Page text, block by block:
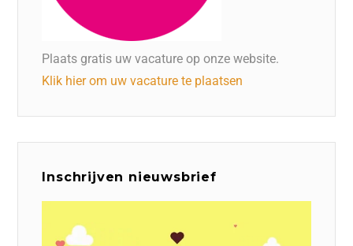
Plaats gratis uw vacature op onze website.
Klik hier om uw vacature te plaatsen
Inschrijven nieuwsbrief